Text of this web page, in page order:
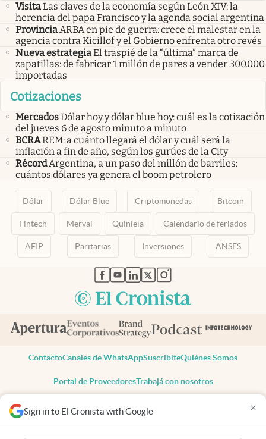
Sign in to El Cronista with Google ×
VisitaLas claves de la economía según León XIV: la
herencia del papa Francisco y la agenda social argentina
ProvinciaARBA en pie de guerra: crece el malestar en la
agencia contra Kicillof y el Gobierno enfrenta otro revés
Nueva estrategiaEl traspié de la “última” marca de
zapatillas: de fabricar 1 millón de pares a vender 300.000
importadas
Cotizaciones
MercadosDólar hoy y dólar blue hoy: cuál es la cotización
del jueves 6 de agosto minuto a minuto
BCRAREM: a cuánto llegará el dólar y cuál será la
inflación a fin de año, según los gurúes de la City
RécordArgentina, a un paso del millón de barriles:
cuántos dólares ya genera el boom petrolero
Dólar Dólar Blue Criptomonedas Bitcoin
Fintech Merval Quiniela Calendario de feriados
AFIP Paritarias Inversiones ANSES
abre en nueva pestaña
abre en nueva pestaña
abre en nueva pestaña
abre en nueva pestaña
abre en nueva pestaña
ContactoCanales de WhatsAppSuscribiteQuiénes Somos
Portal de ProveedoresTrabajá con nosotros
Todos los derechos reservados